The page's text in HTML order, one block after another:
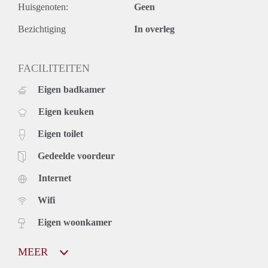
Huisgenoten: Geen
Bezichtiging In overleg
FACILITEITEN
Eigen badkamer
Eigen keuken
Eigen toilet
Gedeelde voordeur
Internet
Wifi
Eigen woonkamer
MEER